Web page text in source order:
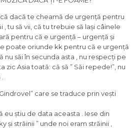
că dacă te cheamă de urgență pentru
, tu să vii, că tu trebuie să lași câinele
pentru că e urgență – urgență și
poate oriunde kk pentru că e urgență
nu săi în secunda asta , nu respecți pe
zic Asia toată: că să ” Săi repede!”, nu
care se traduce prin vești
eu știu de data aceasta . Iese din
și străinii ” unde noi eram străinii ,